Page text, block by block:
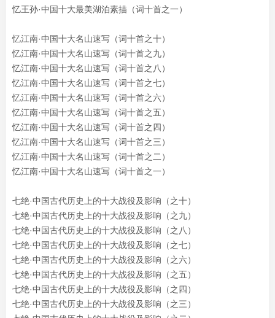
忆王孙·中国十大最美湖泊素描（词十首之一）
忆江南·中国十大名山速写（词十首之十）
忆江南·中国十大名山速写（词十首之九）
忆江南·中国十大名山速写（词十首之 八 ）
忆江南·中国十大名山速写（词十首之七）
忆江南·中国十大名山速写（词十首之六）
忆江南·中国十大名山速写（词十首之五）
忆江南·中国十大名山速写（词十首之四）
忆江南·中国十大名山速写（词十首之三）
忆江南·中国十大名山速写（词十首之二）
忆江南·中国十大名山速写（词十首之一）
七绝·中国古代历史上的十大战役及影响（之十）
七绝·中国古代历史上的十大战役及影响（之九）
七绝·中国古代历史上的十大战役及影响（之 八 ）
七绝·中国古代历史上的十大战役及影响（之七）
七绝·中国古代历史上的十大战役及影响（之六）
七绝·中国古代历史上的十大战役及影响（之五）
七绝·中国古代历史上的十大战役及影响（之四）
七绝·中国古代历史上的十大战役及影响（之三）